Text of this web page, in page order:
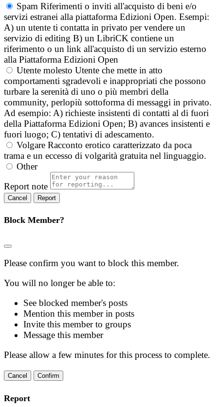
Spam Riferimenti o inviti all'acquisto di beni e/o
servizi estranei alla piattaforma Edizioni Open. Esempi:
A) un utente ti contatta in privato per vendere un
servizio di editing B) un LibriCK contiene un
riferimento o un link all'acquisto di un servizio esterno
alla Piattaforma Edizioni Open
Utente molesto Utente che mette in atto
comportamenti sgradevoli e inappropriati che possono
turbare la serenità di uno o più membri della
community, perlopiù sottoforma di messaggi in privato.
Ad esempio: A) richieste insistenti di contatti al di fuori
della Piattaforma Edizioni Open; B) avances insistenti e
fuori luogo; C) tentativi di adescamento.
Volgare Racconto erotico caratterizzato da poca
trama e un eccesso di volgarità gratuita nel linguaggio.
Other
Report note
Report
Block Member?
Please confirm you want to block this member.
You will no longer be able to:
See blocked member's posts
Mention this member in posts
Invite this member to groups
Message this member
Please allow a few minutes for this process to complete.
Confirm
Report